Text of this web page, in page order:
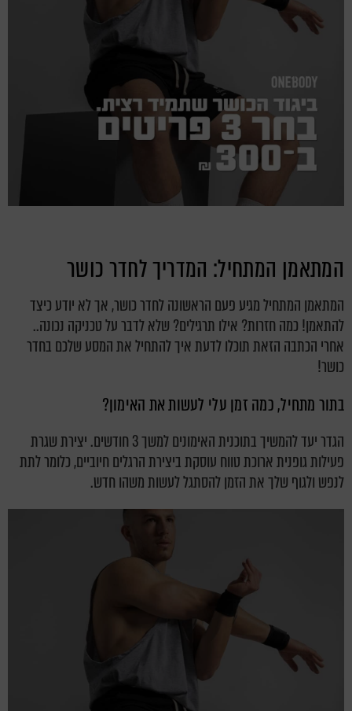
המתאמן המתחיל: המדריך לחדר כושר
המתאמן המתחיל מגיע פעם הראשונה לחדר כושר, אך לא יודע כיצד
להתאמן! כמה חזרות? אילו תרגילים? שלא לדבר על טכניקה נכונה..
אחרי הכתבה הזאת תוכלו לדעת איך להתחיל את המסע שלכם בחדר
כושר!
בתור מתחיל, כמה זמן עלי לעשות את האימון?
הגדר יעד להמשיך בתוכנית האימונים למשך 3 חודשים. יצירת שגרת
פעילות גופנית ארוכת טווח עוסקת ביצירת הרגלים חיוביים, כלומר לתת
לנפש ולגוף שלך את הזמן להסתגל לעשות משהו חדש.